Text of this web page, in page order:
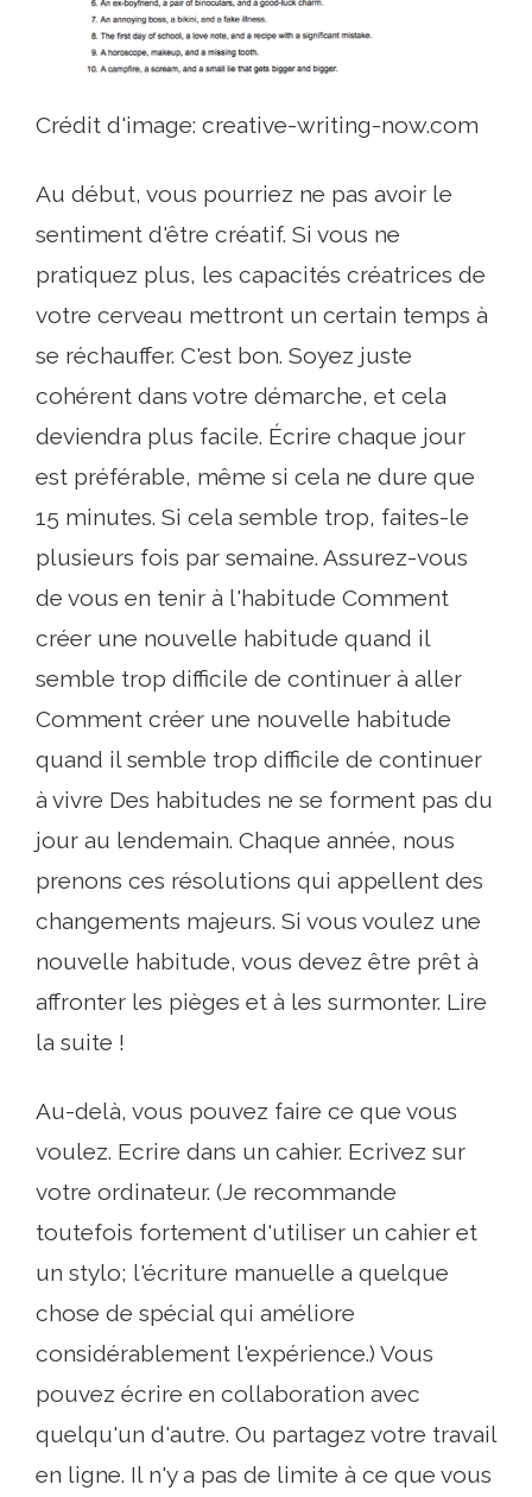
Crédit d'image: creative-writing-now.com
Au début, vous pourriez ne pas avoir le
sentiment d'être créatif. Si vous ne
pratiquez plus, les capacités créatrices de
votre cerveau mettront un certain temps à
se réchauffer. C'est bon. Soyez juste
cohérent dans votre démarche, et cela
deviendra plus facile. Écrire chaque jour
est préférable, même si cela ne dure que
15 minutes. Si cela semble trop, faites-le
plusieurs fois par semaine. Assurez-vous
de vous en tenir à l'habitude Comment
créer une nouvelle habitude quand il
semble trop difficile de continuer à aller
Comment créer une nouvelle habitude
quand il semble trop difficile de continuer
à vivre Des habitudes ne se forment pas du
jour au lendemain. Chaque année, nous
prenons ces résolutions qui appellent des
changements majeurs. Si vous voulez une
nouvelle habitude, vous devez être prêt à
affronter les pièges et à les surmonter. Lire
la suite !
Au-delà, vous pouvez faire ce que vous
voulez. Ecrire dans un cahier. Ecrivez sur
votre ordinateur. (Je recommande
toutefois fortement d'utiliser un cahier et
un stylo; l'écriture manuelle a quelque
chose de spécial qui améliore
considérablement l'expérience.) Vous
pouvez écrire en collaboration avec
quelqu'un d'autre. Ou partagez votre travail
en ligne. Il n'y a pas de limite à ce que vous